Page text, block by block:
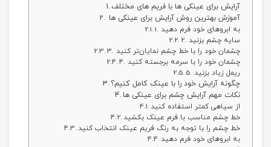
آرایش برای عینکی ها با فریم های مختلف
آموزش بهترین روش آرایش برای عینکی ها
1. به ابروهای خود فرم دهید
2. سایه چشم بزنید
3. چشمان خود را با خط چشم نمایان‌تر کنید
4. چشمان خود را با سرمه برجسته کنید
5. ریمل زیاد بزنید
چگونه آرایش خود را با عینک کامل کنیم؟
نکات مهم آرایش چشم برای عینکی ها
از سیاهی کمتر استفاده کنید
خط چشم مناسب با فرم عینک بکشید
خط چشم را با توجه به رنگ فریم عینک انتخاب کنید
به ابروهای خود فرم دهید